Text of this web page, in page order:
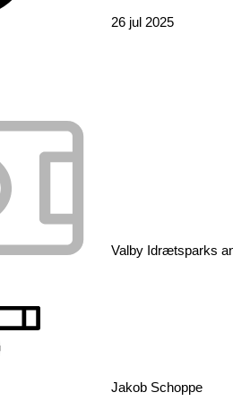
26 jul 2025
Valby Idrætsparks
Jakob Schoppe